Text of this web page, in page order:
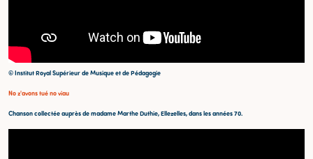
© Institut Royal Supérieur de Musique et de Pédagogie
No z'avons tué no viau
Chanson collectée auprès de madame Marthe Duthie, Ellezelles, dans les années 70.